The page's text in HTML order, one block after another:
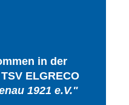
in der
ELGRECO
1921 e.V."